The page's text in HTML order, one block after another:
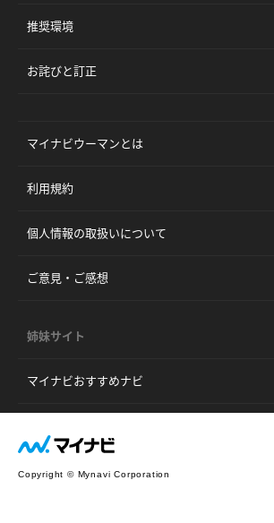
推奨環境
お詫びと訂正
マイナビウーマンとは
利用規約
個人情報の取扱いについて
ご意見・ご感想
姉妹サイト
マイナビおすすめナビ
Copyright © Mynavi Corporation